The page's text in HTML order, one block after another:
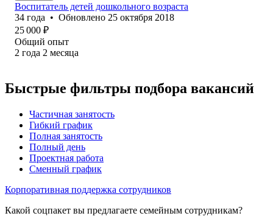
Воспитатель детей дошкольного возраста
34 года • Обновлено 25 октября 2018
25 000 ₽
Общий опыт
2 года 2 месяца
Быстрые фильтры подбора вакансий
Частичная занятость
Гибкий график
Полная занятость
Полный день
Проектная работа
Сменный график
Корпоративная поддержка сотрудников
Какой соцпакет вы предлагаете семейным сотрудникам?